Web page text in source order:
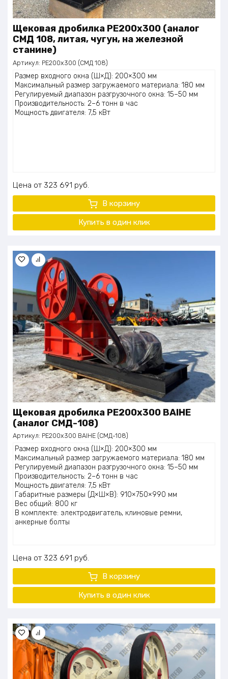
Щековая дробилка PE200х300 (аналог
СМД 108, литая, чугун, на железной
станине)
Артикул: PE200х300 (СМД 108)
Размер входного окна (Ш×Д): 200×300 мм
Максимальный размер загружаемого материала: 180 мм
Регулируемый диапазон разгрузочного окна: 15–50 мм
Производительность: 2–6 тонн в час
Мощность двигателя: 7,5 кВт
Цена 323 691 руб.
В корзину
Купить в один клик
Щековая дробилка PE200x300 BAIHE
(аналог СМД-108)
Артикул: PE200x300 BAIHE (СМД-108)
Размер входного окна (Ш×Д): 200×300 мм
Максимальный размер загружаемого материала: 180 мм
Регулируемый диапазон разгрузочного окна: 15–50 мм
Производительность: 2–6 тонн в час
Мощность двигателя: 7,5 кВт
Габаритные размеры (Д×Ш×В): 910×750×990 мм
Вес общий: 800 кг
В комплекте: электродвигатель, клиновые ремни,
анкерные болты
Цена 323 691 руб.
В корзину
Купить в один клик